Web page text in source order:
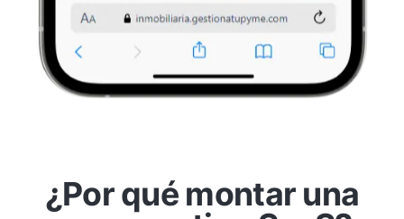
¿Por qué montar una